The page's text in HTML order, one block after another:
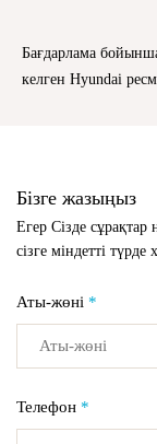
Бағдарлама
келген Hyundai
Бізге жазыңыз
Егер Сізде сұрақтар
сізге міндетті түрде
Аты-жөні *
Телефон *